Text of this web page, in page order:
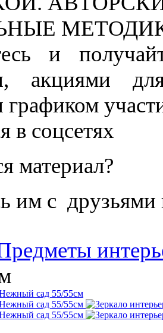
и
акциями
графиком
в соцсетях
материал?
им с друзьями